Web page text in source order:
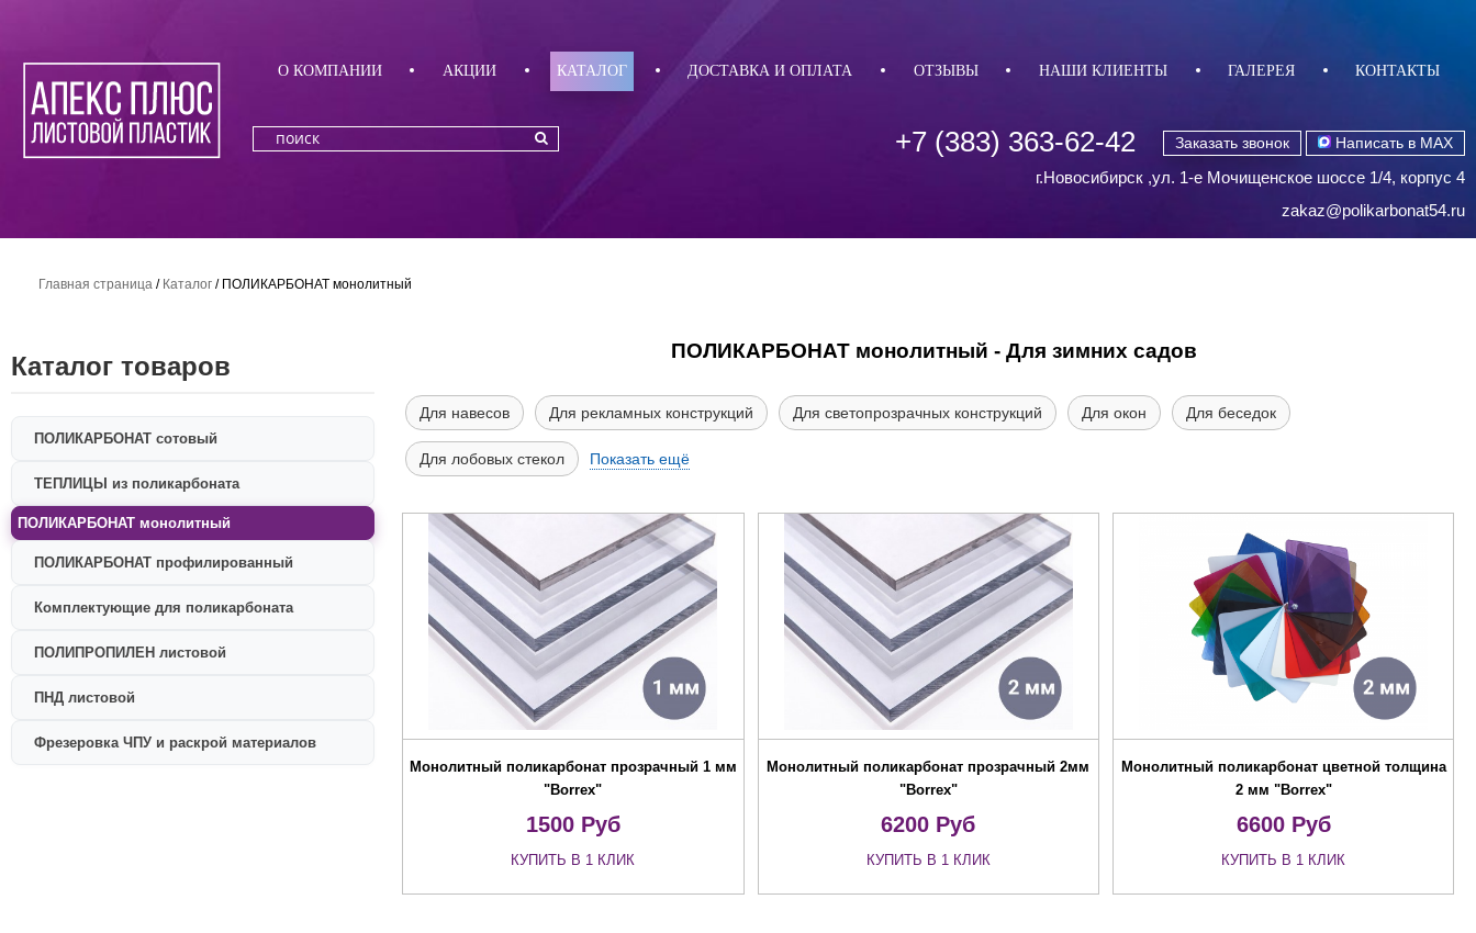
О КОМПАНИИ АКЦИИ КАТАЛОГ ДОСТАВКА И ОПЛАТА ОТЗЫВЫ НАШИ КЛИЕНТЫ ГАЛЕРЕЯ КОНТАКТЫ
+7 (383) 363-62-42 Заказать звонок Написать в MAX
г.Новосибирск ,ул. 1-е Мочищенское шоссе 1/4, корпус 4
zakaz@polikarbonat54.ru
Главная страница / Каталог / ПОЛИКАРБОНАТ монолитный
Каталог товаров
ПОЛИКАРБОНАТ сотовый
ТЕПЛИЦЫ из поликарбоната
ПОЛИКАРБОНАТ монолитный
ПОЛИКАРБОНАТ профилированный
Комплектующие для поликарбоната
ПОЛИПРОПИЛЕН листовой
ПНД листовой
Фрезеровка ЧПУ и раскрой материалов
ПОЛИКАРБОНАТ монолитный - Для зимних садов
Для навесов Для рекламных конструкций Для светопрозрачных конструкций Для окон Для беседок
Для лобовых стекол Показать ещё
Монолитный поликарбонат прозрачный 1 мм
"Borrex"
1500Руб
КУПИТЬ В 1 КЛИК
Монолитный поликарбонат прозрачный 2мм
"Borrex"
6200 Руб
КУПИТЬ В 1 КЛИК
Монолитный поликарбонат цветной толщина
2 мм "Borrex"
6600Руб
КУПИТЬ В 1 КЛИК